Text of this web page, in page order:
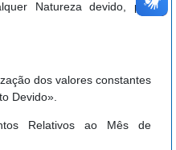
Natureza devido, por
dos valores constantes
Devido».
Relativos ao Mês de